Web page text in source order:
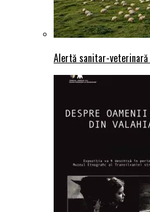
Alertă sanitar-veterinară